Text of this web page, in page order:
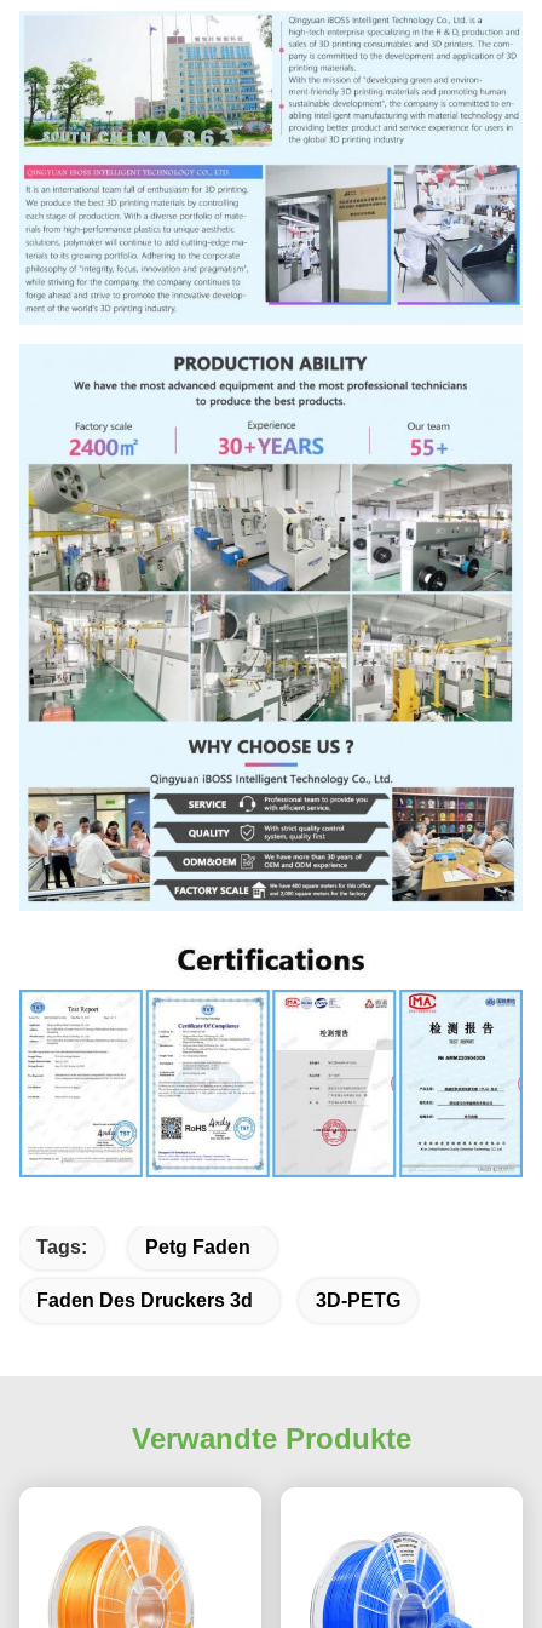
Tags: Petg Faden
Faden Des Druckers 3d 3D-PETG
Verwandte Produkte